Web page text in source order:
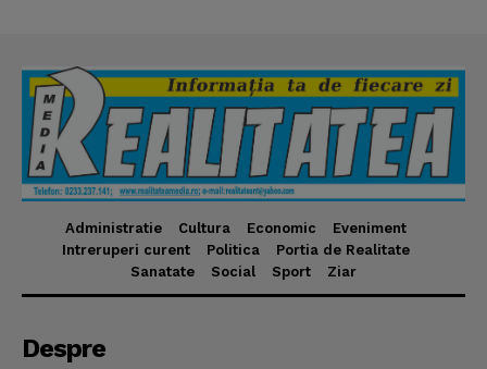
Administratie Cultura Economic
Eveniment
Intreruperi curent
Politica
Portia de Realitate
Sanatate
Social Sport Ziar
Despre